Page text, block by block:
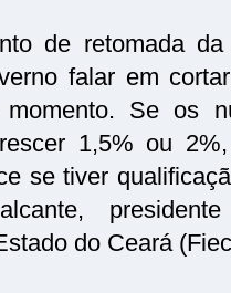
de retomada
falar em
momento. Se os
1,5% ou
se tiver
do Ceará